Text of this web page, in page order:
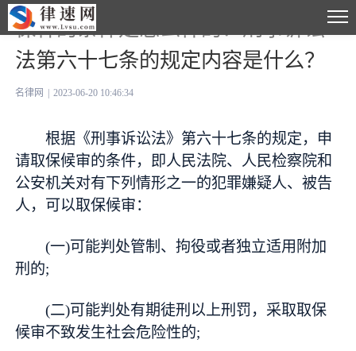
保释的条件是怎么样的？刑事诉讼
法第六十七条的规定内容是什么？
名律网 2023-06-20 10:46:34
根据《刑事诉讼法》第六十七条的规定，申
请取保候审的条件，即人民法院、人民检察院和
公安机关对有下列情形之一的犯罪嫌疑人、被告
人，可以取保候审：
(一)可能判处管制、拘役或者独立适用附加
刑的;
(二)可能判处有期徒刑以上刑罚，采取取保
候审不致发生社会危险性的;